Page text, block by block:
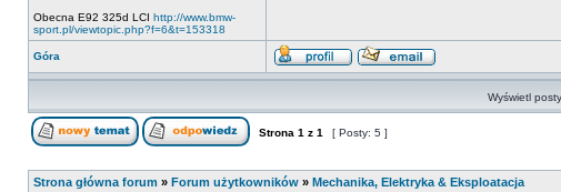
Obecna E92 325d LCI http://www.bmw-
sport.pl/viewtopic.php?f=6&t=153318
Góra
Wyświetl
Strona 1 z 1 [ Posty: 5 ]
Strona główna forum » Forum użytkowników » Mechanika, Elektryka & Eksploatacja